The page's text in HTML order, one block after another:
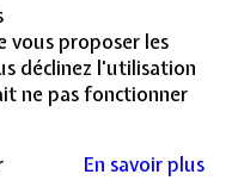
vous proposer les
déclinez l'utilisation
ne pas fonctionner
En savoir plus